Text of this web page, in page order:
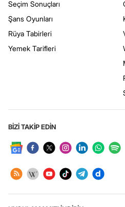
Seçim Sonuçları
Şans Oyunları
Rüya Tabirleri
Yemek Tarifleri
BİZİ TAKİP EDİN